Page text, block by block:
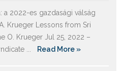
a 2022-es gazdasági válság
Krueger Lessons from Sri
O. Krueger Jul 25, 2022 –
...
Read More »